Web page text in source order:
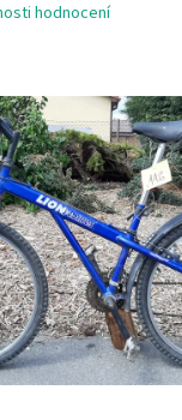
hodnocení